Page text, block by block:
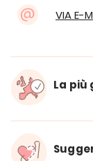
VIA E-
La più